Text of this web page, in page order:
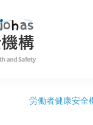
労働者健康安